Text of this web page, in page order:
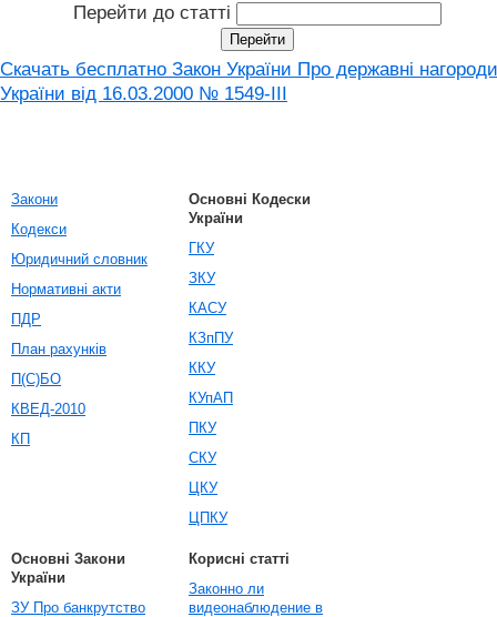
Перейти до статті
Скачать бесплатно Закон України Про державні нагороди
України від 16.03.2000 № 1549-III
Закони
Кодекси
Юридичний словник
Нормативні акти
ПДР
План рахунків
П(С)БО
КВЕД-2010
КП
Основні Кодески
України
ГКУ
ЗКУ
КАСУ
КЗпПУ
ККУ
КУпАП
ПКУ
СКУ
ЦКУ
ЦПКУ
Основні Закони
України
ЗУ Про банкрутство
Корисні статті
Законно ли
видеонаблюдение в